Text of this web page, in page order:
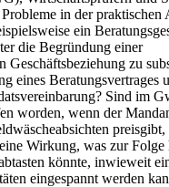
in der praktischen
ein
die Begründung einer
Geschäftsbeziehung zu
eines Beratungsvertrages
Sind im
worden, wenn der
Wirkung, was zur Folge
könnte, inwieweit
eingespannt werden